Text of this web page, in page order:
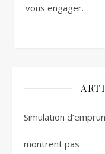
vous engager.
Simulation
montrent pas